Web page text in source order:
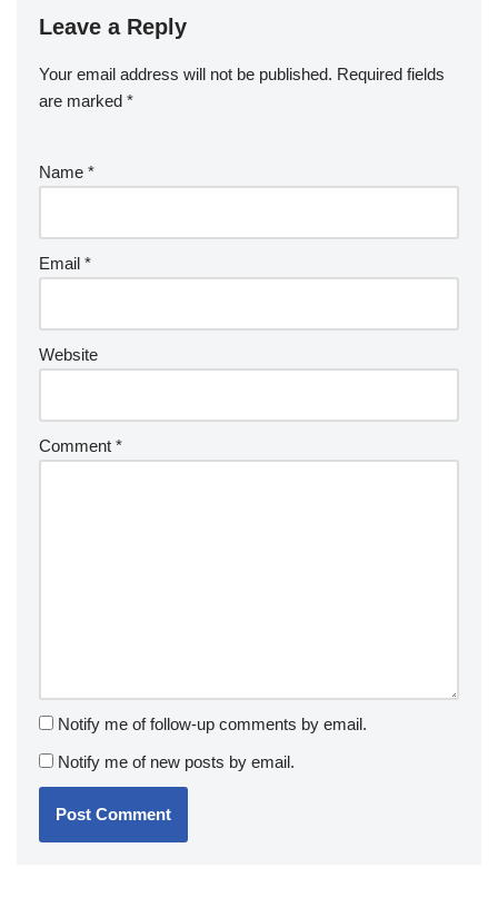
Leave a Reply
Your email address will not be published. Required fields
are marked *
Name *
Email *
Website
Comment *
Notify me of follow-up comments by email.
Notify me of new posts by email.